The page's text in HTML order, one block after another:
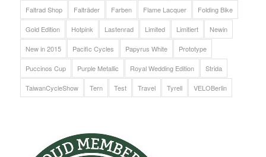
Faltrad Shop Falträder Farben Flame Lacquer Folding Bike
Gold Edition Hotpink Lastenrad Limited Limitiert Newin
New in 2015 Pacific Cycles Papyrus White Prototype
Puccinos Cup Purple Metallic Royal Wedding Edition Strida
TaiwanCycleShow Tern Test Travel Tyrell VELOBerlin